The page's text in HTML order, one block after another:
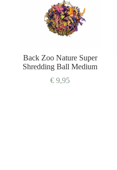
Back Zoo Nature Super
Shredding Ball Medium
€ 9,95